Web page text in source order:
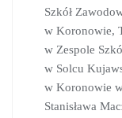
Szkół
w Koronowie,
w Zespole
w Solcu
w Koronowie
Stanisława